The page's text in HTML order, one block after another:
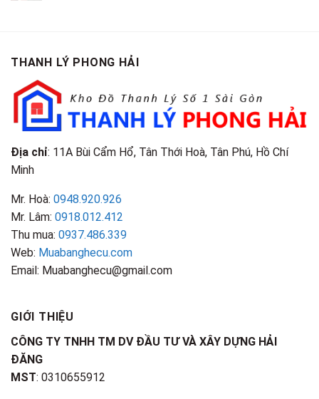
Điểm
Nhận
Biết
THANH LÝ PHONG HẢI
Địa chỉ: 11A Bùi Cẩm Hổ, Tân Thới Hoà, Tân Phú, Hồ Chí
Minh
Mr. Hoà: 0948.920.926
Mr. Lâm: 0918.012.412
Thu mua: 0937.486.339
Web: Muabanghecu.com
Email: Muabanghecu@gmail.com
GIỚI THIỆU
CÔNG TY TNHH TM DV ĐẦU TƯ VÀ XÂY DỰNG HẢI
ĐĂNG
MST: 0310655912